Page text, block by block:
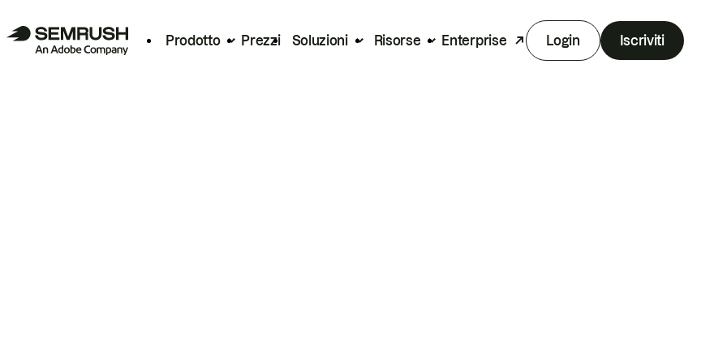
Prodotto Prezzi Soluzioni Risorse Enterprise Login Iscriviti